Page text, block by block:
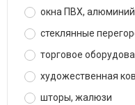
окна ПВХ, алюминий
стеклянные
торговое
художественная
шторы, жалюзи